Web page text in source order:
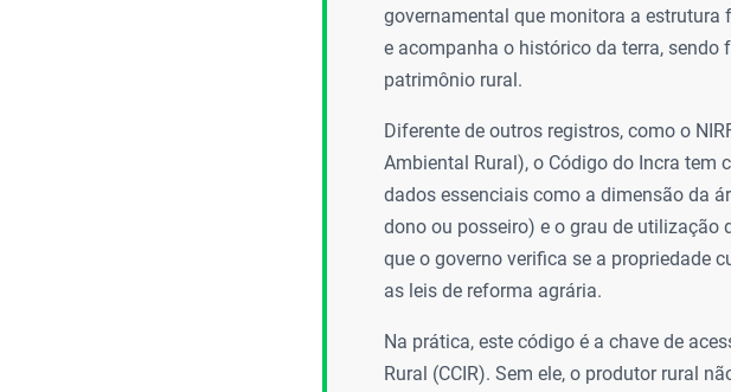
governamental que monitora a
e acompanha o histórico da terra,
patrimônio rural.
Diferente de outros registros, como o
Ambiental Rural), o Código do Incra tem
dados essenciais como a dimensão da
dono ou posseiro) e o grau de utilização
que o governo verifica se a propriedade
as leis de reforma agrária.
Na prática, este código é a chave de
Rural (CCIR). Sem ele, o produtor rural